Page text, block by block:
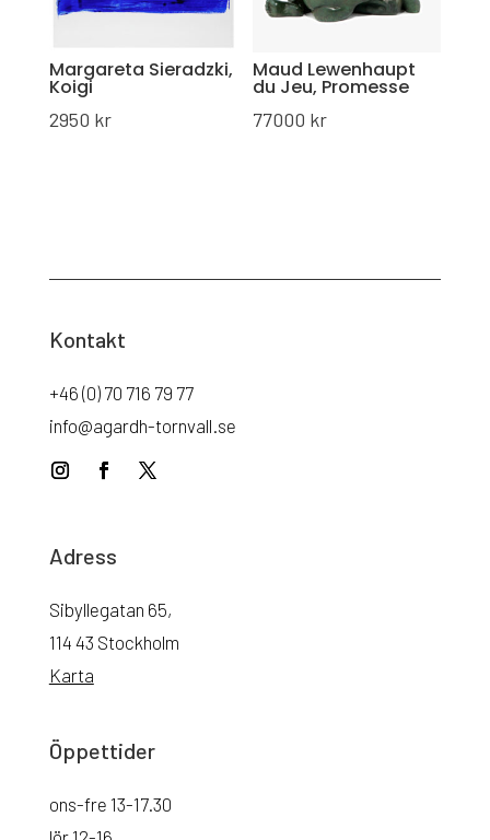
Margareta Sieradzki,
Koigi
2950 kr
Maud Lewenhaupt
du Jeu, Promesse
77000 kr
Kontakt
+46 (0) 70 716 79 77
info@agardh-tornvall.se
Adress
Sibyllegatan 65,
114 43 Stockholm
Karta
Öppettider
ons-fre 13-17.30